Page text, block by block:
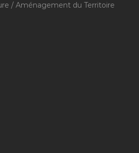
/ Aménagement du Territoire